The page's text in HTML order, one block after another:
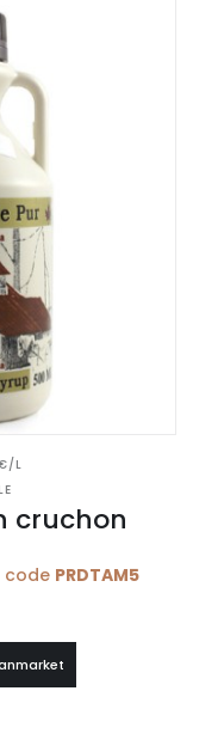
L
cruchon
code PRDTAM5